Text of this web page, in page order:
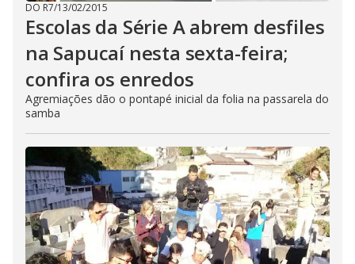
DO R7/13/02/2015
Escolas da Série A abrem desfiles
na Sapucaí nesta sexta-feira;
confira os enredos
Agremiações dão o pontapé inicial da folia na passarela do
samba